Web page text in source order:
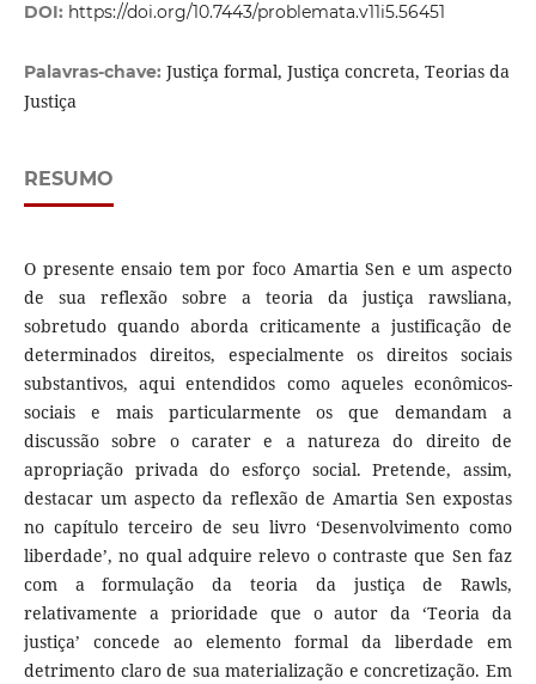
DOI: https://doi.org/10.7443/problemata.v11i5.56451
Palavras-chave: Justiça formal, Justiça concreta, Teorias da
Justiça
RESUMO
O presente ensaio tem por foco Amartia Sen e um aspecto
de sua reflexão sobre a teoria da justiça rawsliana,
sobretudo quando aborda criticamente a justificação de
determinados direitos, especialmente os direitos sociais
substantivos, aqui entendidos como aqueles econômicos-
sociais e mais particularmente os que demandam a
discussão sobre o carater e a natureza do direito de
apropriação privada do esforço social. Pretende, assim,
destacar um aspecto da reflexão de Amartia Sen expostas
no capítulo terceiro de seu livro ‘Desenvolvimento como
liberdade’, no qual adquire relevo o contraste que Sen faz
com a formulação da teoria da justiça de Rawls,
relativamente a prioridade que o autor da ‘Teoria da
justiça’ concede ao elemento formal da liberdade em
detrimento claro de sua materialização e concretização. Em